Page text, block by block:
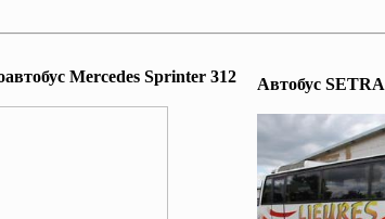
Mеrcedes Sprinter 312 Автобус SETRA